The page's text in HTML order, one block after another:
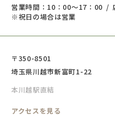
営業時間：10：00～17：00 /
※祝日の場合は営業
〒350-8501
埼玉県川越市新富町1-22
本川越駅直結
アクセスを見る